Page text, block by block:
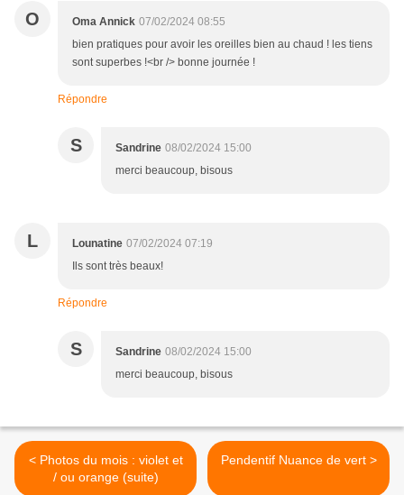
O Oma Annick 07/02/2024 08:55
bien pratiques pour avoir les oreilles bien au chaud ! les tiens
sont superbes !<br /> bonne journée !
Répondre
S Sandrine 08/02/2024 15:00
merci beaucoup, bisous
L Lounatine 07/02/2024 07:19
Ils sont très beaux!
Répondre
S Sandrine 08/02/2024 15:00
merci beaucoup, bisous
< Photos du mois : violet et
/ ou orange (suite)
Pendentif Nuance de vert >